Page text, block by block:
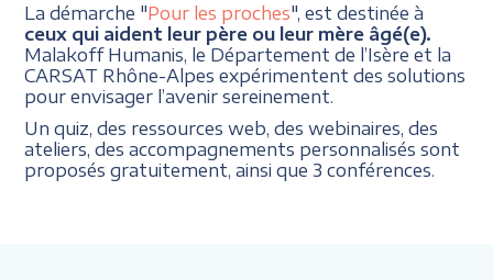
La démarche "Pour les proches", est destinée à
ceux qui aident leur père ou leur mère âgé(e).
Malakoff Humanis, le Département de l’Isère et la
CARSAT Rhône-Alpes expérimentent des solutions
pour envisager l’avenir sereinement.
Un quiz, des ressources web, des webinaires, des
ateliers, des accompagnements personnalisés sont
proposés gratuitement, ainsi que 3 conférences.